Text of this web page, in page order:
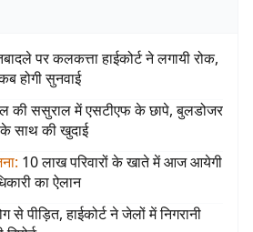
पर कलकत्ता हाईकोर्ट ने लगायी रोक,
होगी सुनवाई
की ससुराल में एसटीएफ के छापे, बुलडोजर
साथ की खुदाई
: 10 लाख परिवारों के खाते में आज आयेगी
का ऐलान
से पीड़ित, हाईकोर्ट ने जेलों में निगरानी